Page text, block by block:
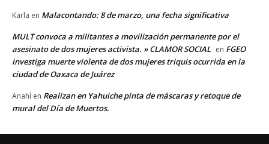
Karla en Malacontando: 8 de marzo, una fecha significativa
MULT convoca a militantes a movilización permanente por el
asesinato de dos mujeres activista. » CLAMOR SOCIAL en FGEO
investiga muerte violenta de dos mujeres triquis ocurrida en la
ciudad de Oaxaca de Juárez
Anahí en Realizan en Yahuiche pinta de máscaras y retoque de
mural del Día de Muertos.